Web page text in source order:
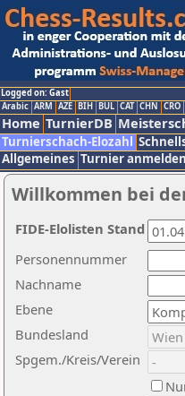
Logged on: Gast
Arabic ARM AZE BIH BUL CAT CHN CRO
Home TurnierDB
Turnierschach-Elozahl
Allgemeines Turnier
Willkommen bei
Nachname
Ebene
Personennummer
Bundesland
Spgem./Kreis/Verein
FIDE-Elolisten Stand